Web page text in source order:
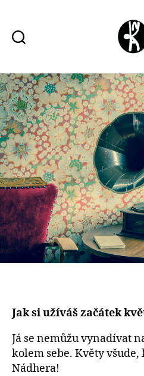
Jak si užíváš začátek
Já se nemůžu vynadívat
kolem sebe. Květy všude,
Nádhera!